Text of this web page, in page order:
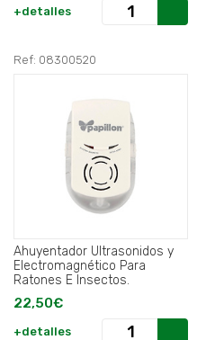
+detalles
Ref: 08300520
Ahuyentador Ultrasonidos y
Electromagnético Para
Ratones E Insectos.
22,50€
+detalles